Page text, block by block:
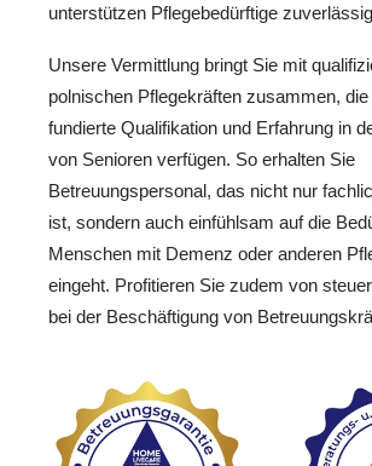
unterstützen Pflegebedürftige
Unsere Vermittlung bringt Sie mit
polnischen Pflegekräften zusammen,
fundierte Qualifikation und Erfahrung in
von Senioren verfügen. So erhalten Sie
Betreuungspersonal, das nicht nur
ist, sondern auch einfühlsam auf die
Menschen mit Demenz oder anderen
eingeht. Profitieren Sie zudem von
bei der Beschäftigung von